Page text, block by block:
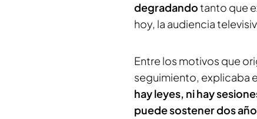
degradandotanto que
hoy, la audiencia
Entre los motivos que
seguimiento, explicaba
hay leyes, ni hay
puede sostener dos